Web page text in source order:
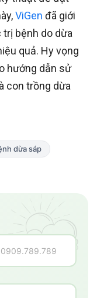
ViGen đã giới
bệnh do dừa
quả. Hy vọng
hướng dẫn sử
con trồng dừa
dừa sáp